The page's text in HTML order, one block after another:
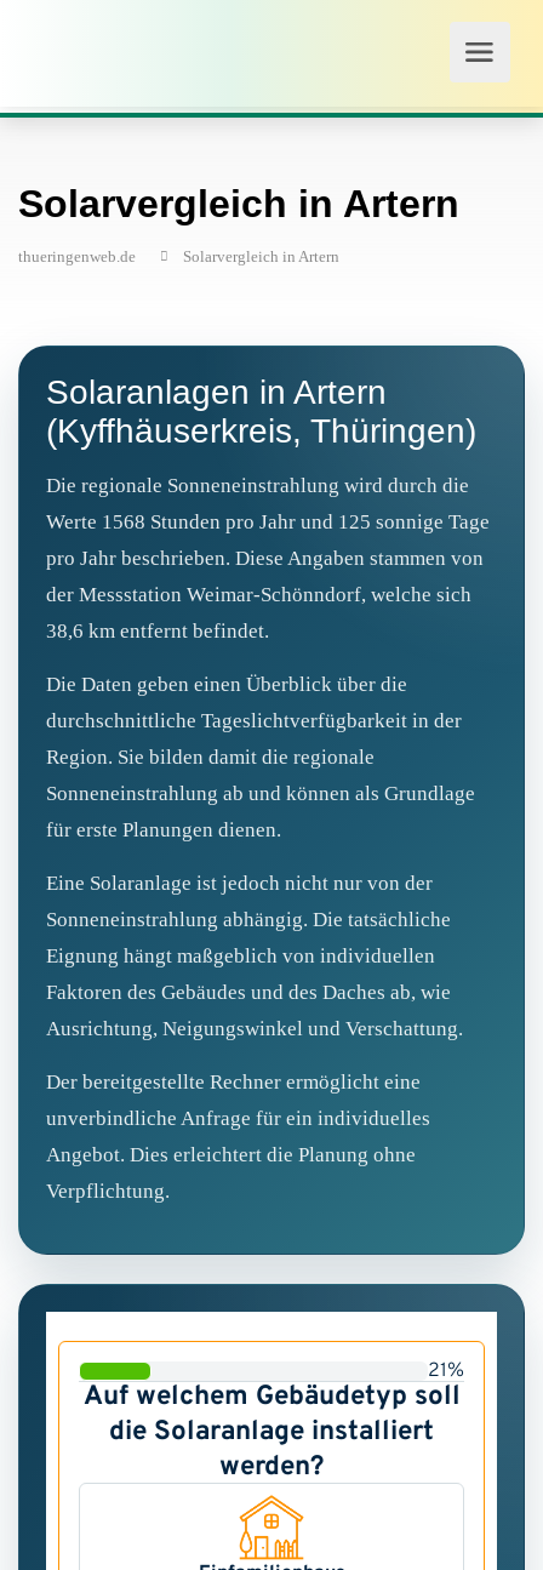
Solarvergleich in Artern
thueringenweb.de Solarvergleich in Artern
Solaranlagen in Artern
(Kyffhäuserkreis, Thüringen)
Die regionale Sonneneinstrahlung wird durch die
Werte 1568 Stunden pro Jahr und 125 sonnige Tage
pro Jahr beschrieben. Diese Angaben stammen von
der Messstation Weimar-Schönndorf, welche sich
38,6 km entfernt befindet.
Die Daten geben einen Überblick über die
durchschnittliche Tageslichtverfügbarkeit in der
Region. Sie bilden damit die regionale
Sonneneinstrahlung ab und können als Grundlage
für erste Planungen dienen.
Eine Solaranlage ist jedoch nicht nur von der
Sonneneinstrahlung abhängig. Die tatsächliche
Eignung hängt maßgeblich von individuellen
Faktoren des Gebäudes und des Daches ab, wie
Ausrichtung, Neigungswinkel und Verschattung.
Der bereitgestellte Rechner ermöglicht eine
unverbindliche Anfrage für ein individuelles
Angebot. Dies erleichtert die Planung ohne
Verpflichtung.